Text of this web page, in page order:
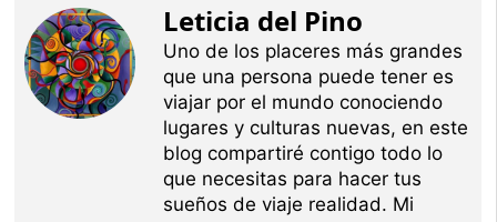
Leticia del Pino
Uno de los placeres más grandes
que una persona puede tener es
viajar por el mundo conociendo
lugares y culturas nuevas, en este
blog compartiré contigo todo lo
que necesitas para hacer tus
sueños de viaje realidad. Mi